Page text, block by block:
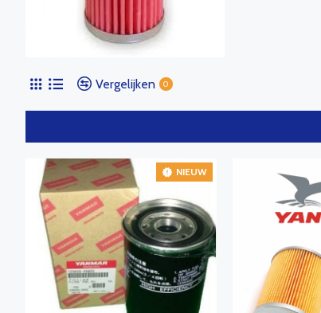
Vergelijken 0
NIEUW